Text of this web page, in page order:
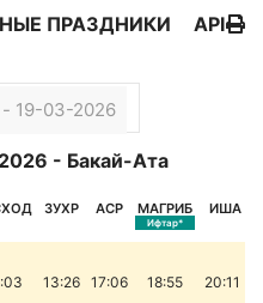
ПРАЗДНИКИ API
- Бакай-Ата
ЗУХР АСР МАГРИБ
Ифтар*
ИША
13:26 17:06 18:55 20:11